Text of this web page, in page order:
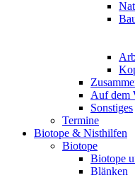
Auf dem
Sonstiges
Termine
Biotope & Nisthilfen
Biotope
Biotope
Blänken